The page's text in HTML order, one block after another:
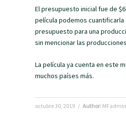
El presupuesto inicial fue de
película podemos cuantificarla
presupuesto para una
sin mencionar las
La película ya cuenta en este
muchos países más.
octubre 30, 2019 / Author: MFadmin